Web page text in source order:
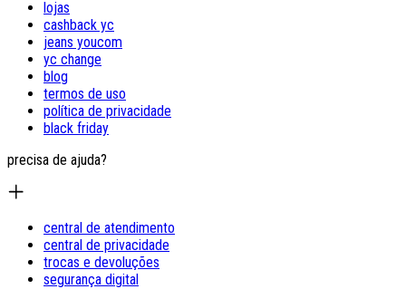
lojas
cashback yc
jeans youcom
yc change
blog
termos de uso
política de privacidade
black friday
precisa de ajuda?
central de atendimento
central de privacidade
trocas e devoluções
segurança digital